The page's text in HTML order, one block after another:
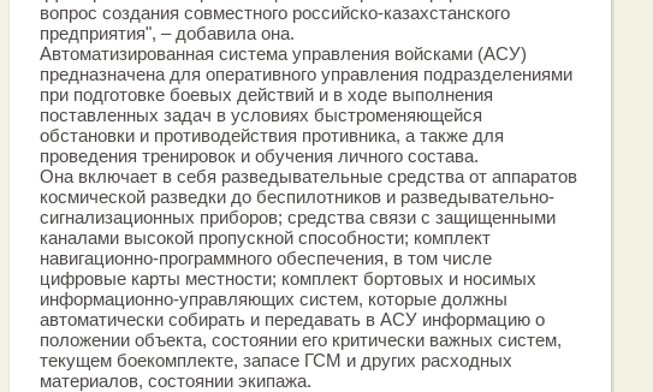
вопрос создания совместного российско-казахстанского
предприятия", – добавила она.
Автоматизированная система управления войсками (АСУ)
предназначена для оперативного управления подразделениями
при подготовке боевых действий и в ходе выполнения
поставленных задач в условиях быстроменяющейся
обстановки и противодействия противника, а также для
проведения тренировок и обучения личного состава.
Она включает в себя разведывательные средства от аппаратов
космической разведки до беспилотников и разведывательно-
сигнализационных приборов; средства связи с защищенными
каналами высокой пропускной способности; комплект
навигационно-программного обеспечения, в том числе
цифровые карты местности; комплект бортовых и носимых
информационно-управляющих систем, которые должны
автоматически собирать и передавать в АСУ информацию о
положении объекта, состоянии его критически важных систем,
текущем боекомплекте, запасе ГСМ и других расходных
материалов, состоянии экипажа.